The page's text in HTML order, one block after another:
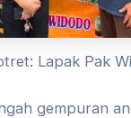
Lapak Pak
gempuran